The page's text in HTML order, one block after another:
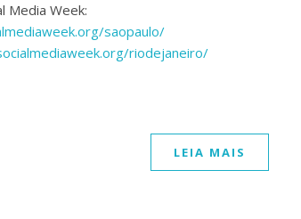
Media Week:
saopaulo/
riodejaneiro/
LEIA MAIS